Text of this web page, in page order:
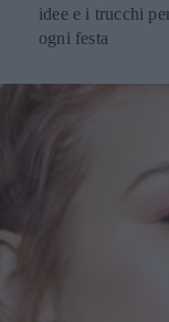
idee e i trucchi
ogni festa